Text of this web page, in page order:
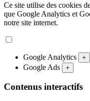
Ce site utilise des cookies
que Google Analytics et
notre site internet.
Google Analytics +
Google Ads +
Contenus interactifs